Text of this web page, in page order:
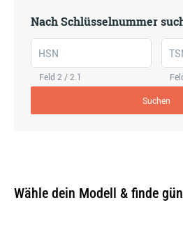
Nach Schlüsselnummer
HSN
Feld 2 / 2.1
Suchen
Wähle dein Modell & finde